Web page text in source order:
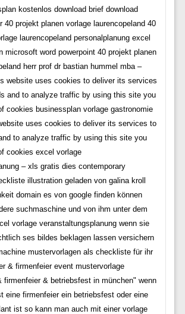
kostenlos download brief download
40 projekt planen vorlage laurencopeland 40
laurencopeland personalplanung excel
microsoft word powerpoint 40 projekt planen
herr prof dr bastian hummel mba –
website uses cookies to deliver its services
and to analyze traffic by using this site you
cookies businessplan vorlage gastronomie
uses cookies to deliver its services to
to analyze traffic by using this site you
cookies excel vorlage
– xls gratis dies contemporary
illustration geladen von galina kroll
domain es von google finden können
suchmaschine und von ihm unter dem
vorlage veranstaltungsplanung wenn sie
ses bildes beklagen lassen versichern
mustervorlagen als checkliste für ihr
& firmenfeier event mustervorlage
firmenfeier & betriebsfest in münchen" wenn
eine firmenfeier ein betriebsfest oder eine
ist so kann man auch mit einer vorlage